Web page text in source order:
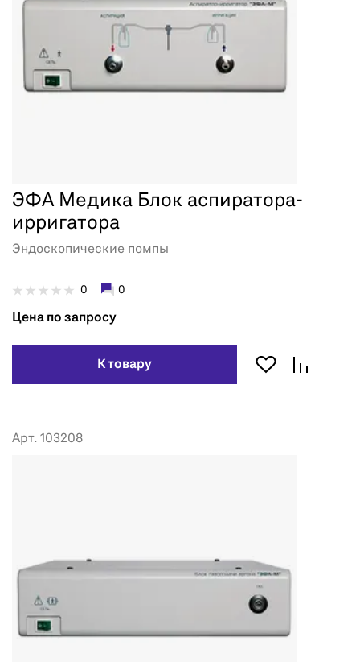
ЭФА Медика Блок аспиратора-
ирригатора
Эндоскопические помпы
0 0
Цена по запросу
К товару
Арт. 103208